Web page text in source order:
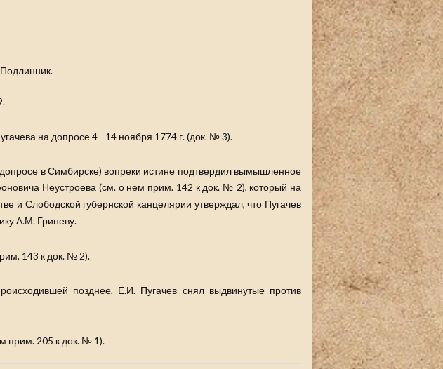
на допросе 4—14 ноября 1774 г. (док. № 3).
в Симбирске) вопреки истине подтвердил вымышленное
Неустроева (см. о нем прим. 142 к док. № 2), который на
и Слободской губернской канцелярии утверждал, что Пугачев
А.М. Гриневу.
143 к док. № 2).
позднее, Е.И. Пугачев снял выдвинутые против
прим. 205 к док. № 1).